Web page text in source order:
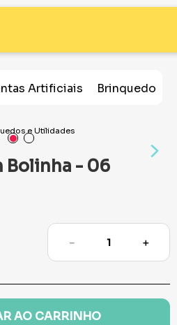
Artificiais Brinquedos
e Utilidades
Bolinha - 06
＋
－
AO CARRINHO